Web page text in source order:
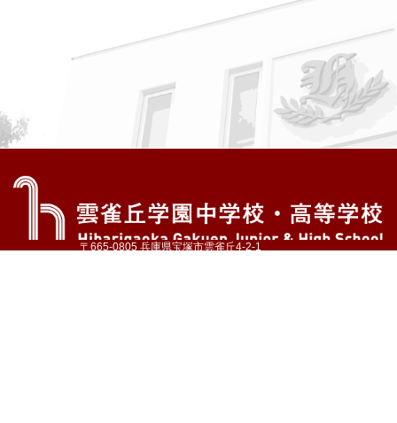
〒665-0805 兵庫県宝塚市雲雀丘4-2-1